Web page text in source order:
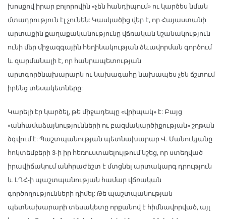
խոսքով իրար բոլորովին «չեն հանդիպում» ու կարծես նման
մտադրություն էլ չունեն: Կասկածից վեր է, որ Հայաստանի
արտաքին քաղաքականությունը վճռական նշանակություն
ունի մեր միջազգային հեղինակության ձևավորման գործում
և զարմանալի է, որ հանրապետության
արտգործնախարարն ու նախագահը նախապես չեն ճշտում
իրենց տեսակետները:
Կարելի էր կարծել, թե միջադեպը «վրիպակ» է: Բայց
«անհամաձայնությունների ու բազմակարծիքության» շղթան
ձգվում է: Պաշտպանության պետնախարար Վ. Մանուկյանը
հոկտեմբերի 3-ի իր հեռուստաելույթում նշեց, որ ստեղված
իրավիճակում անհրաժեշտ է մտցնել արտակարգ դրություն
և ԼՂՀ-ի պաշտպանության համար վճռական
գործողությունների դիմել: Թե պաշտպանության
պետնախարարի տեսակետը որքանով է հիմնավորված, այլ